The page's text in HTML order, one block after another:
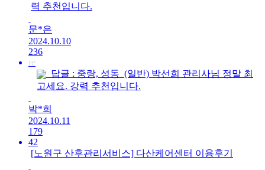
력 추천입니다.
문*은
2024.10.10
236
re
답글 : 중랑, 성동_(일반) 박선희 관리사님 정말 최
고세요. 강력 추천입니다.
박*희
2024.10.11
179
42
[노원구 산후관리서비스] 다산케어센터 이용후기